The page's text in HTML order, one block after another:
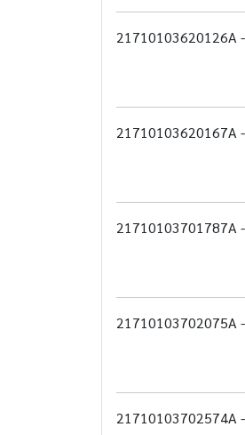
21710103620126A
21710103620167A
21710103702075A
21710103702574A